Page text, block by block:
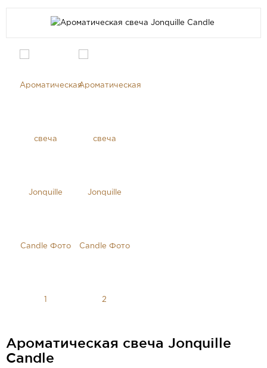
Ароматическая cвеча Jonquille
Candle